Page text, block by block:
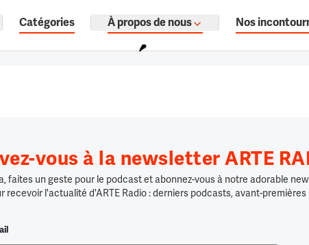
documentaires audio.
Catégories À propos de nous Nos
vous à la newsletter ARTE
faites un geste pour le podcast et abonnez-vous à notre adorable
recevoir l'actualité d'ARTE Radio : derniers podcasts, avant-